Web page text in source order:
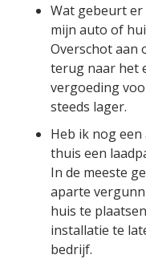
Wat gebeurt er
mijn auto of
Overschot aan
terug naar het
vergoeding
steeds lager.
Heb ik nog
thuis een
In de meeste
aparte
huis te
installatie te
bedrijf.